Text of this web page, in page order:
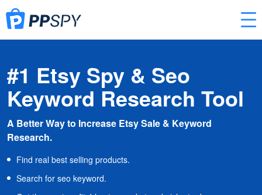
#1 Etsy Spy & Seo
Keyword Research Tool
A Better Way to Increase Etsy Sale & Keyword
Research.
Find real best selling products.
Search for seo keyword.